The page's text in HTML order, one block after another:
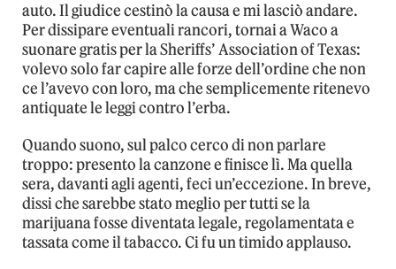
auto. Il giudice cestinò la causa e mi lasciò andare.
Per dissipare eventuali rancori, tornai a Waco a
suonare gratis per la Sheriffs’ Association of Texas:
volevo solo far capire alle forze dell’ordine che non
ce l’avevo con loro, ma che semplicemente ritenevo
antiquate le leggi contro l’erba.
Quando suono, sul palco cerco di non parlare
troppo: presento la canzone e finisce lì. Ma quella
sera, davanti agli agenti, feci un’eccezione. In breve,
dissi che sarebbe stato meglio per tutti se la
marijuana fosse diventata legale, regolamentata e
tassata come il tabacco. Ci fu un timido applauso.